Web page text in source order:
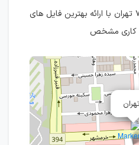
املاک ایران زمین در منطقه ۷ تهران با ارائه بهترین فایل های
ها کاری مشخص